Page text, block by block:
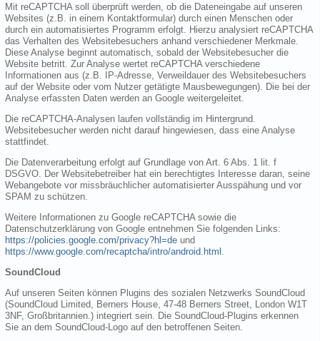
Mit reCAPTCHA soll überprüft werden, ob die Dateneingabe auf unseren
Websites (z.B. in einem Kontaktformular) durch einen Menschen oder
durch ein automatisiertes Programm erfolgt. Hierzu analysiert reCAPTCHA
das Verhalten des Websitebesuchers anhand verschiedener Merkmale.
Diese Analyse beginnt automatisch, sobald der Websitebesucher die
Website betritt. Zur Analyse wertet reCAPTCHA verschiedene
Informationen aus (z.B. IP-Adresse, Verweildauer des Websitebesuchers
auf der Website oder vom Nutzer getätigte Mausbewegungen). Die bei der
Analyse erfassten Daten werden an Google weitergeleitet.
Die reCAPTCHA-Analysen laufen vollständig im Hintergrund.
Websitebesucher werden nicht darauf hingewiesen, dass eine Analyse
stattfindet.
Die Datenverarbeitung erfolgt auf Grundlage von Art. 6 Abs. 1 lit. f
DSGVO. Der Websitebetreiber hat ein berechtigtes Interesse daran, seine
Webangebote vor missbräuchlicher automatisierter Ausspähung und vor
SPAM zu schützen.
Weitere Informationen zu Google reCAPTCHA sowie die
Datenschutzerklärung von Google entnehmen Sie folgenden Links:
https://policies.google.com/privacy?hl=de und
https://www.google.com/recaptcha/intro/android.html
SoundCloud
Auf unseren Seiten können Plugins des sozialen Netzwerks SoundCloud
(SoundCloud Limited, Berners House, 47-48 Berners Street, London W1T
3NF, Großbritannien.) integriert sein. Die SoundCloud-Plugins erkennen
Sie an dem SoundCloud-Logo auf den betroffenen Seiten.